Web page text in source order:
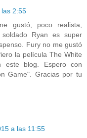
2:55
gustó, poco realista,
Ryan es super
Fury no me gustó
la película The White
este blog. Espero con
Game". Gracias por tu
a las 11:55